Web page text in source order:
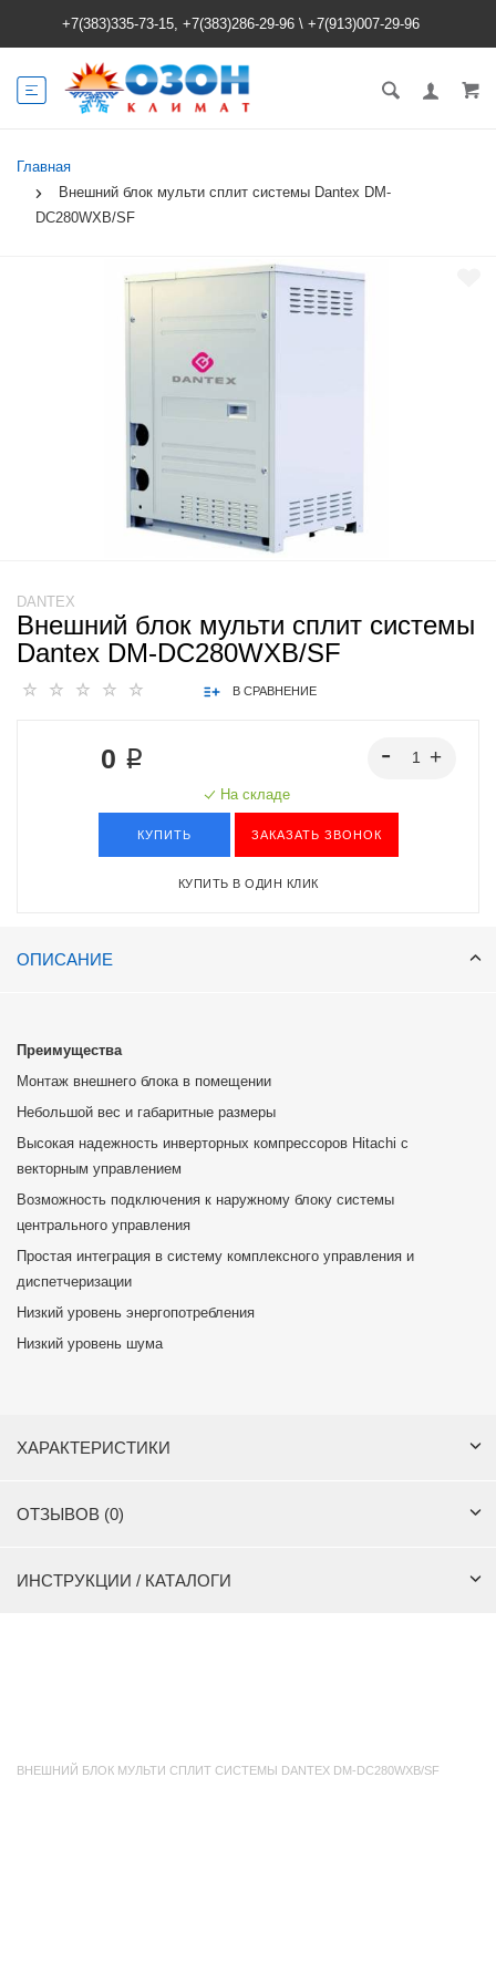
+7(383)335-73-15, +7(383)286-29-96 \ +7(913)007-29-96
Главная
Внешний блок мульти сплит системы Dantex DM-
DC280WXB/SF
DANTEX
Внешний блок мульти сплит системы
Dantex DM-DC280WXB/SF
В СРАВНЕНИЕ
0 ₽
На складе
КУПИТЬ ЗАКАЗАТЬ ЗВОНОК
КУПИТЬ В ОДИН КЛИК
ОПИСАНИЕ
Преимущества
Монтаж внешнего блока в помещении
Небольшой вес и габаритные размеры
Высокая надежность инверторных компрессоров Hitachi с
векторным управлением
Возможность подключения к наружному блоку системы
центрального управления
Простая интеграция в систему комплексного управления и
диспетчеризации
Низкий уровень энергопотребления
Низкий уровень шума
ХАРАКТЕРИСТИКИ
ОТЗЫВОВ (0)
ИНСТРУКЦИИ / КАТАЛОГИ
ВНЕШНИЙ БЛОК МУЛЬТИ СПЛИТ СИСТЕМЫ DANTEX DM-DC280WXB/SF